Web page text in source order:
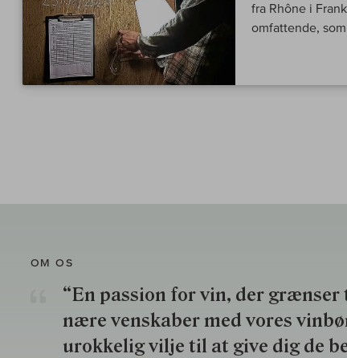
fra Rhône i
omfattende,
OM OS
“En passion for vin, der
nære venskaber med vores
urokkelig vilje til at give dig de